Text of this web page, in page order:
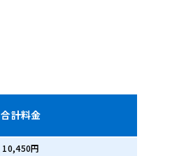
合計料金
10,450円